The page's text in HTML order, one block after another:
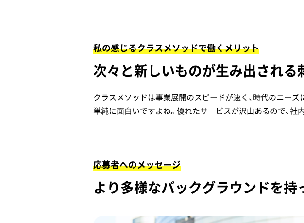
私の感じるクラスメソッドで働くメリット
次々と新しいものが生み出される
クラスメソッドは事業展開のスピードが速く、時代のニー
単純に面白いですよね。優れたサービスが沢山あるので、
応募者へのメッセージ
より多様なバックグラウンドを持